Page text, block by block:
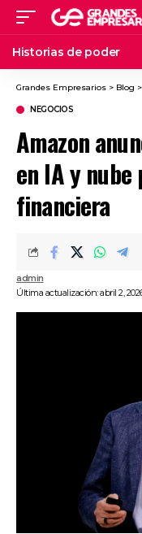
Historias de poder
Grandes Empresarios > Blog >
NEGOCIOS
Amazon
en IA y nube
financiera
Última actualización: abril 2,
admin